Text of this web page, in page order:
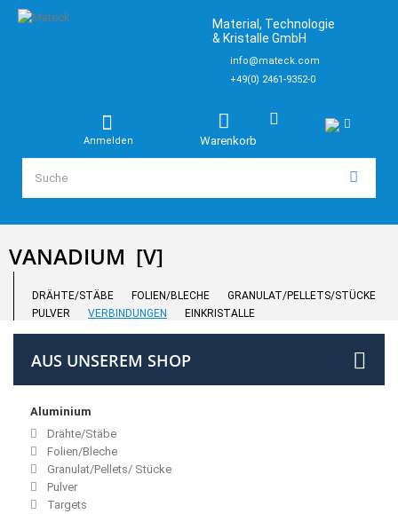
Material, Technologie
& Kristalle GmbH
info@mateck.com
+49(0) 2461-9352-0
Warenkorb
Anmelden
VANADIUM [V]
DRÄHTE/STÄBE FOLIEN/BLECHE
GRANULAT/PELLETS/STÜCKE
PULVER
VERBINDUNGEN EINKRISTALLE
AUS UNSEREM SHOP
Aluminium
Drähte/Stäbe
Folien/Bleche
Granulat/Pellets/ Stücke
Pulver
Targets